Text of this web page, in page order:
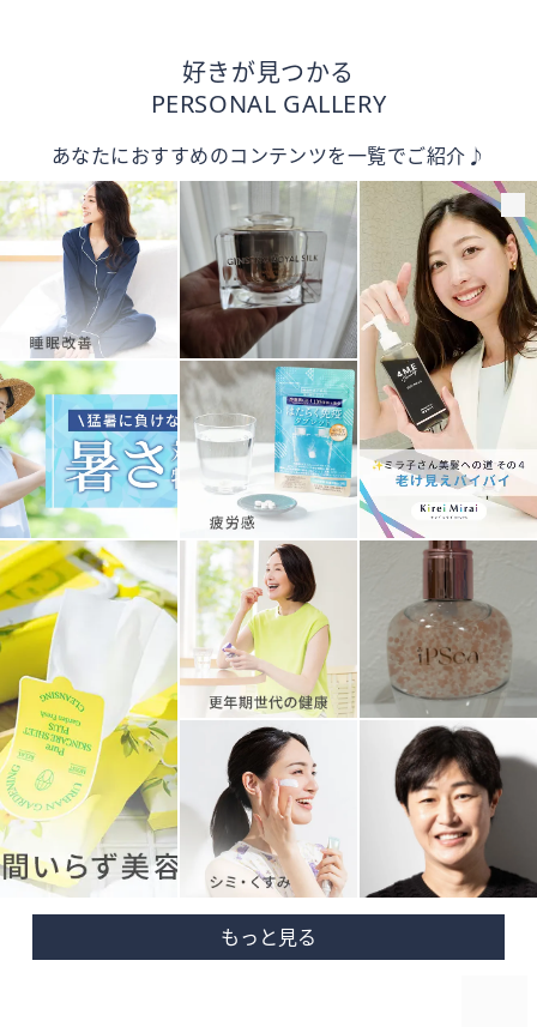
好きが見つかる
PERSONAL GALLERY
あなたにおすすめのコンテンツを一覧でご紹介♪